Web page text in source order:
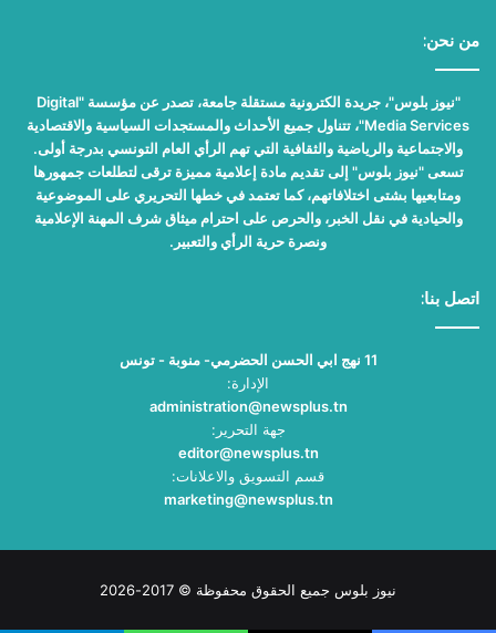
من نحن:
"نيوز بلوس"، جريدة الكترونية مستقلة جامعة، تصدر عن مؤسسة "Digital
Media Services"، تتناول جميع الأحداث والمستجدات السياسية والاقتصادية
والاجتماعية والرياضية والثقافية التي تهم الرأي العام التونسي بدرجة أولى.
تسعى "نيوز بلوس" إلى تقديم مادة إعلامية مميزة ترقى لتطلعات جمهورها
ومتابعيها بشتى اختلافاتهم، كما تعتمد في خطها التحريري على الموضوعية
والحيادية في نقل الخبر، والحرص على احترام ميثاق شرف المهنة الإعلامية
ونصرة حرية الرأي والتعبير.
اتصل بنا:
11 نهج ابي الحسن الحضرمي- منوبة - تونس
الإدارة:
administration@newsplus.tn
جهة التحرير:
editor@newsplus.tn
قسم التسويق والاعلانات:
marketing@newsplus.tn
نيوز بلوس جميع الحقوق محفوظة © 2017-2026